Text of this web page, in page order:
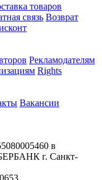
товаров
связь Возврат
Рекламодателям
Rights
Вакансии
в
г. Санкт-